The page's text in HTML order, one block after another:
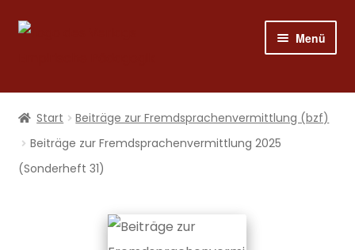
Zur
Zum
Menü
Shop
Programm
Start
Beiträge zur Fremdsprachen­vermittlung (bzf)
Beiträge zur Fremdsprachenvermittlung 2025
(Sonderheft 31)